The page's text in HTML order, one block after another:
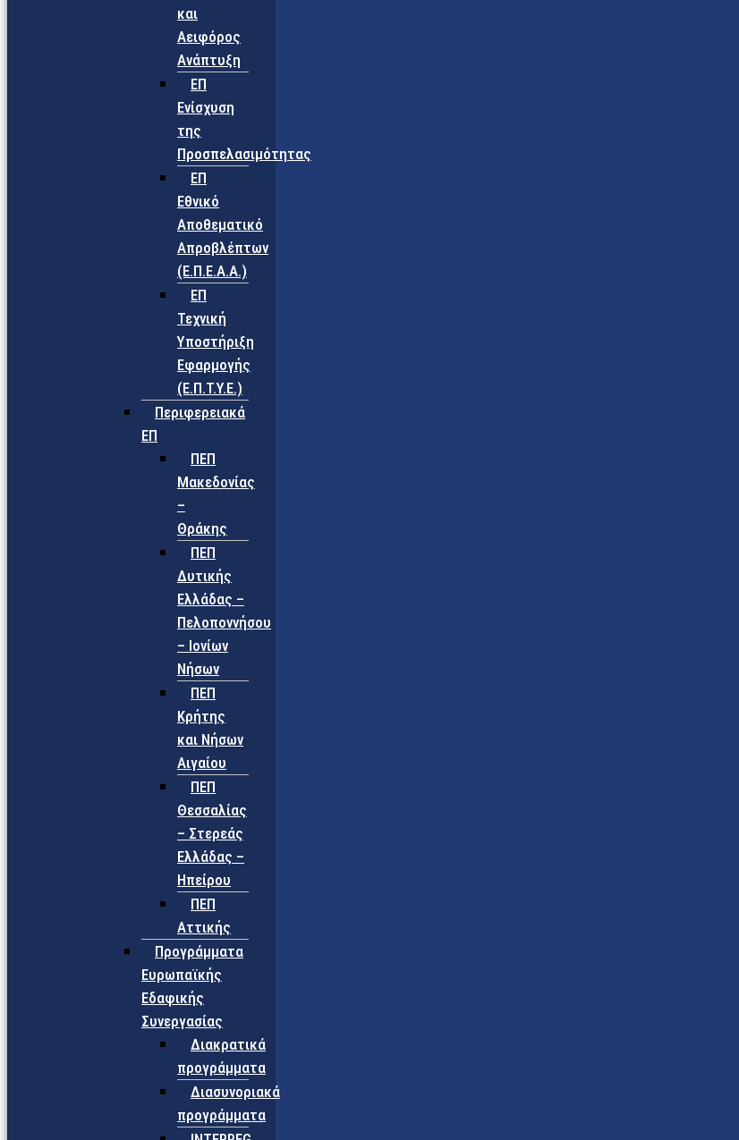
και
Αειφόρος
Ανάπτυξη
ΕΠ
Ενίσχυση
της
Προσπελασιμότητας
ΕΠ
Εθνικό
Αποθεματικό
Απροβλέπτων
(Ε.Π.Ε.Α.Α.)
ΕΠ
Τεχνική
Υποστήριξη
Εφαρμογής
(Ε.Π.Τ.Υ.Ε.)
Περιφερειακά
ΕΠ
ΠΕΠ
Μακεδονίας
–
Θράκης
ΠΕΠ
Δυτικής
Ελλάδας –
Πελοποννήσου
– Ιονίων
Νήσων
ΠΕΠ
Κρήτης
και Νήσων
Αιγαίου
ΠΕΠ
Θεσσαλίας
– Στερεάς
Ελλάδας –
Ηπείρου
ΠΕΠ
Αττικής
Προγράμματα
Ευρωπαϊκής
Εδαφικής
Συνεργασίας
Διακρατικά
προγράμματα
Διασυνοριακά
προγράμματα